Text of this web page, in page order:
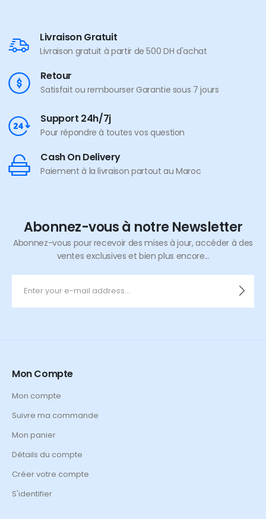
Livraison Gratuit
Livraison gratuit à partir de 500 DH d'achat
Retour
Satisfait ou rembourser Garantie sous 7 jours
Support 24h/7j
Pour répondre à toutes vos question
Cash On Delivery
Paiement à la livraison partout au Maroc
Abonnez-vous à notre Newsletter
Abonnez-vous pour recevoir des mises à jour, accéder à des
ventes exclusives et bien plus encore...
Mon Compte
Mon compte
Suivre ma commande
Mon panier
Détails du compte
Créer votre compte
S'identifier